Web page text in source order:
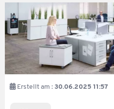
Erstellt am : 30.06.2025 11:57